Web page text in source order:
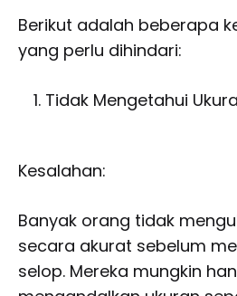
Berikut adalah beberapa
yang perlu dihindari:
Tidak Mengetahui
Kesalahan:
Banyak orang tidak
secara akurat sebelum
selop. Mereka mungkin